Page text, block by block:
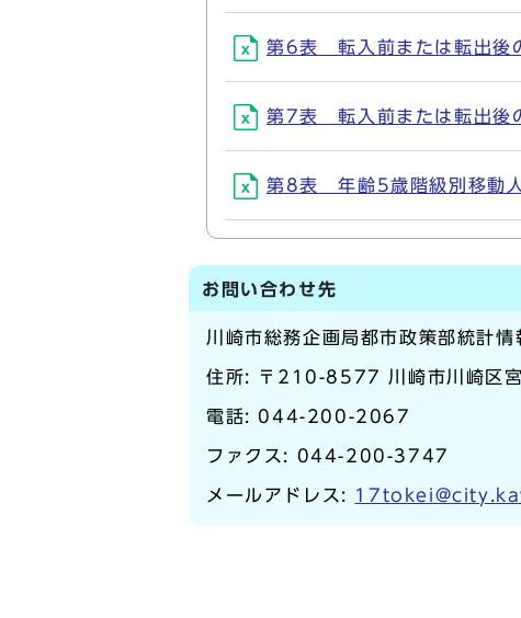
第6表 転入前または転出後
第7表 転入前または転出後
第8表 年齢5歳階級別移動
お問い合わせ先
川崎市総務企画局都市政策部統計情
住所: 〒210-8577 川崎市川崎区
電話: 044-200-2067
ファクス: 044-200-3747
メールアドレス: